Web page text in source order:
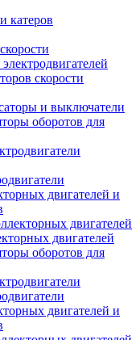
катеров
скорости
и выключатели
оборотов для
двигателей и
двигателей
двигателей
оборотов для
двигателей и